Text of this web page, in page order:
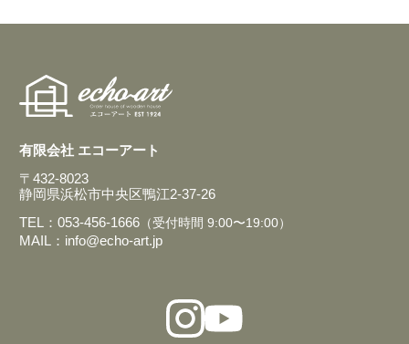
有限会社 エコーアート
〒432-8023
静岡県浜松市中央区鴨江2-37-26
TEL：053-456-1666 （受付時間 9:00〜19:00）
MAIL：info@echo-art.jp